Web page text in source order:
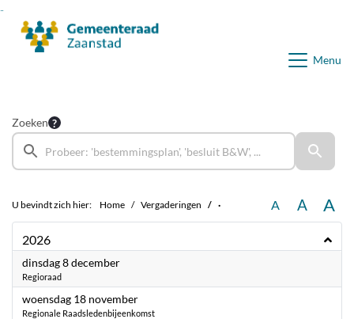
Menu
Zoeken
U bevindt zich hier: Home Vergaderingen · A A A
2026
dinsdag 8 december2026
Regioraad
woensdag 18 november2026
Regionale Raadsledenbijeenkomst